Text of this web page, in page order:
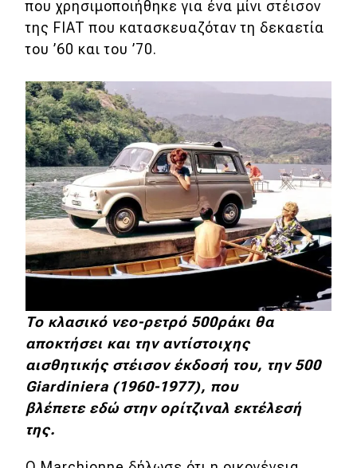
που χρησιμοποιήθηκε για ένα μίνι στέισον
της FIAT που κατασκευαζόταν τη δεκαετία
του ’60 και του ’70.
To κλασικό νεο-ρετρό 500ράκι θα
αποκτήσει και την αντίστοιχης
αισθητικής στέισον έκδοσή του, την 500
Giardiniera (1960-1977), που
βλέπετε εδώ στην ορίτζιναλ εκτέλεσή
της.